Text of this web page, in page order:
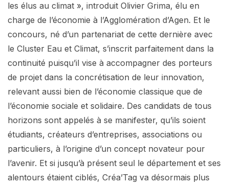
les élus au climat », introduit Olivier Grima, élu en
charge de l’économie à l’Agglomération d’Agen. Et le
concours, né d’un partenariat de cette dernière avec
le Cluster Eau et Climat, s’inscrit parfaitement dans la
continuité puisqu’il vise à accompagner des porteurs
de projet dans la concrétisation de leur innovation,
relevant aussi bien de l’économie classique que de
l’économie sociale et solidaire. Des candidats de tous
horizons sont appelés à se manifester, qu’ils soient
étudiants, créateurs d’entreprises, associations ou
particuliers, à l’origine d’un concept novateur pour
l’avenir. Et si jusqu’à présent seul le département et ses
alentours étaient ciblés, Créa’Tag va désormais plus